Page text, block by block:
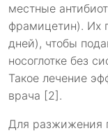
местные
фрамицетин). Их
дней), чтобы
носоглотке без
Такое лечение
врача [2].
Для разжижения